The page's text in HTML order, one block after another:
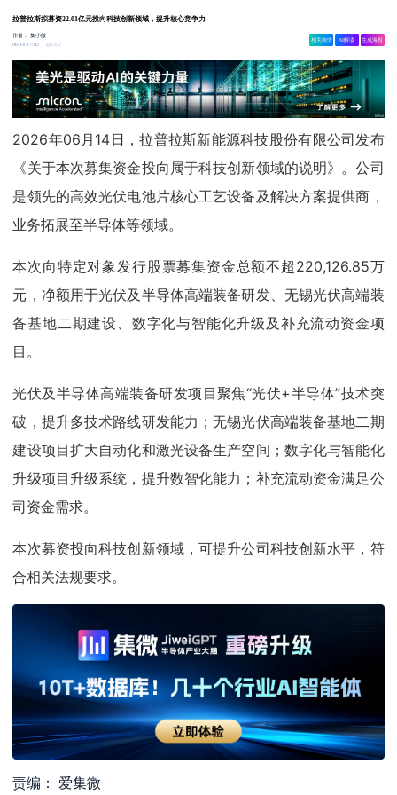
拉普拉斯拟募资22.01亿元投向科技创新领域，提升核心竞争力
作者：集小微
06-14 17:02
5392
相关舆情 AI解读 生成海报
2026年06月14日，拉普拉斯新能源科技股份有限公司发布
《关于本次募集资金投向属于科技创新领域的说明》。公司
是领先的高效光伏电池片核心工艺设备及解决方案提供商，
业务拓展至半导体等领域。
本次向特定对象发行股票募集资金总额不超220,126.85万
元，净额用于光伏及半导体高端装备研发、无锡光伏高端装
备基地二期建设、数字化与智能化升级及补充流动资金项
目。
光伏及半导体高端装备研发项目聚焦“光伏+半导体”技术突
破，提升多技术路线研发能力；无锡光伏高端装备基地二期
建设项目扩大自动化和激光设备生产空间；数字化与智能化
升级项目升级系统，提升数智化能力；补充流动资金满足公
司资金需求。
本次募资投向科技创新领域，可提升公司科技创新水平，符
合相关法规要求。
责编： 爱集微